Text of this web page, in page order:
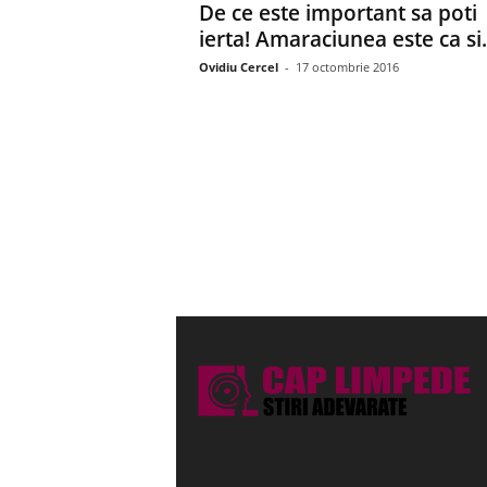
De ce este important sa poti
ierta! Amaraciunea este ca
Ovidiu Cercel - 17 octombrie 2016